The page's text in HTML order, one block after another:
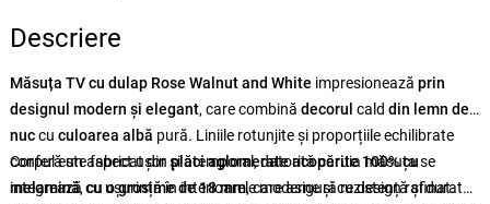
Descriere
Măsuța TV cu dulap Rose Walnut and White impresionează prin
designul modern și elegant, care combină decorul cald din lemn de
nuccu culoarea albă pură. Liniile rotunjite și proporțiile echilibrate
conferă un aspect ușor și atemporal, datorită căruia măsuța se
integrează cu ușurință în interioarele moderne și cu design rafinat.
Corpul este fabricat dinplăci aglomerate acoperite 100% cu
melamină, cu o grosime de 18 mm, care asigură rezistență și durată